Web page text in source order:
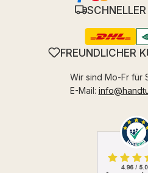
FREUNDLICHER
Wir sind Mo-Fr für
E-Mail: